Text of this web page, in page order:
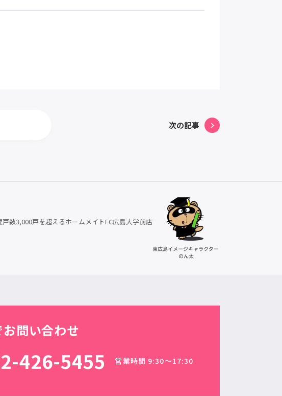
次の記事
数3,000戸を超えるホームメイトFC広島大学前店
問い合わせ
426-5455 営業時間 9:30〜17:30